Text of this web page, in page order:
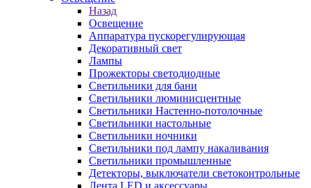
Назад
Освещение
Аппаратура пускорегулирующая
Декоративный свет
Лампы
Прожекторы светодиодные
Светильники для бани
Светильники люминисцентные
Светильники Настенно-потолочные
Светильники настольные
Светильники ночники
Светильники под лампу накаливания
Светильники промышленные
Детекторы, выключатели светоконтрольные